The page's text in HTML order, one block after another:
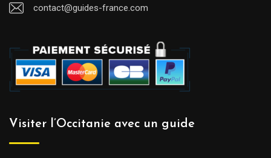
contact@guides-france.com
Visiter l’Occitanie avec un guide